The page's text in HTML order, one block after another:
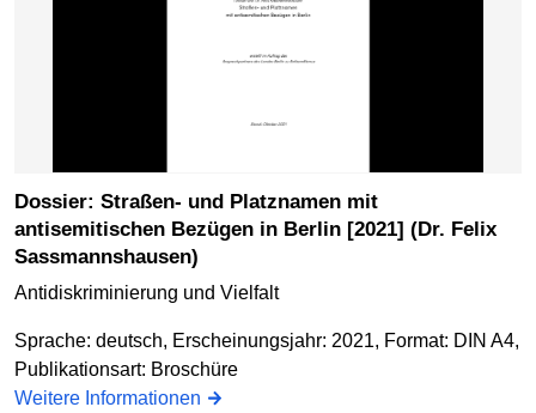
Dossier: Straßen- und Platznamen mit
antisemitischen Bezügen in Berlin [2021] (Dr. Felix
Sassmannshausen)
Antidiskriminierung und Vielfalt
Sprache: deutsch, Erscheinungsjahr: 2021, Format: DIN A4,
Publikationsart: Broschüre
Weitere Informationen